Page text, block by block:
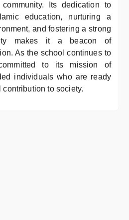
Its dedication to
education, nurturing a
and fostering a strong
makes it a beacon of
As the school continues to
to its mission of
individuals who are ready
to society.